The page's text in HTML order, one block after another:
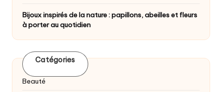
Bijoux inspirés de la nature : papillons, abeilles et fleurs
à porter au quotidien
Catégories
Beauté